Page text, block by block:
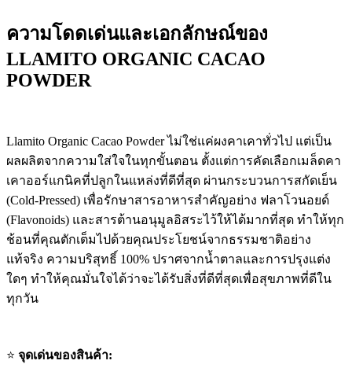
ความโดดเด่นและเอกลักษณ์ของ
LLAMITO ORGANIC CACAO
POWDER
Llamito Organic Cacao Powder ไม่ใช่แค่ผงคาเคาทั่วไป แต่เป็น
ผลผลิตจากความใส่ใจในทุกขั้นตอน ตั้งแต่การคัดเลือกเมล็ดคา
เคาออร์แกนิคที่ปลูกในแหล่งที่ดีที่สุด ผ่านกระบวนการสกัดเย็น
(Cold-Pressed) เพื่อรักษาสารอาหารสำคัญอย่าง ฟลาโวนอยด์
(Flavonoids) และสารต้านอนุมูลอิสระไว้ให้ได้มากที่สุด ทำให้ทุก
ช้อนที่คุณตักเต็มไปด้วยคุณประโยชน์จากธรรมชาติอย่าง
แท้จริง ความบริสุทธิ์ 100% ปราศจากน้ำตาลและการปรุงแต่ง
ใดๆ ทำให้คุณมั่นใจได้ว่าจะได้รับสิ่งที่ดีที่สุดเพื่อสุขภาพที่ดีใน
ทุกวัน
⭐ จุดเด่นของสินค้า: